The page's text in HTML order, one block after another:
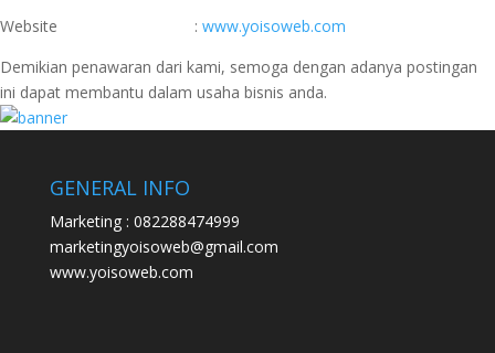
Website : www.yoisoweb.com
Demikian penawaran dari kami, semoga dengan adanya postingan
ini dapat membantu dalam usaha bisnis anda.
GENERAL INFO
Marketing : 082288474999
marketingyoisoweb@gmail.com
www.yoisoweb.com